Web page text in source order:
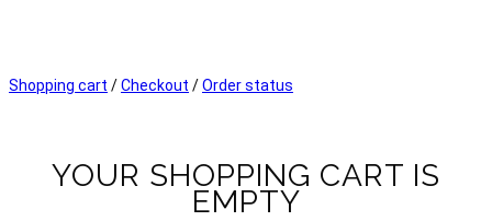
Shopping cart /Checkout /Order status
YOUR SHOPPING CART IS
EMPTY